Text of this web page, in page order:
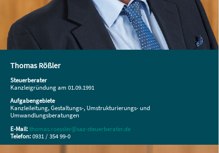
Thomas Rößler
Steuerberater
Kanzleigründung am 01.09.1991
Aufgabengebiete
Kanzleileitung, Gestaltungs-, Umstrukturierungs- und
Umwandlungsberatungen
E-Mail: thomas.roessler@saz-steuerberater.de
Telefon: 0931 / 354 99-0